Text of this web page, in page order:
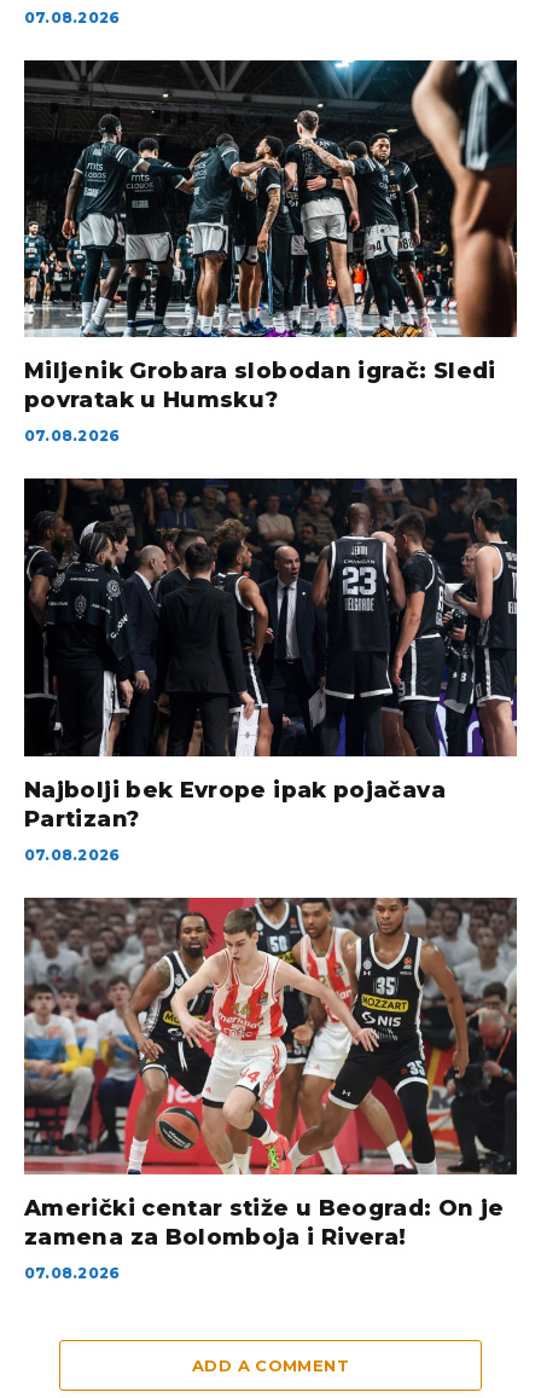
07.08.2026
Miljenik Grobara slobodan igrač: Sledi
povratak u Humsku?
07.08.2026
Najbolji bek Evrope ipak pojačava
Partizan?
07.08.2026
Američki centar stiže u Beograd: On je
zamena za Bolomboja i Rivera!
07.08.2026
ADD A COMMENT